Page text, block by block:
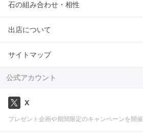
石の組み合わせ・相性
出店について
サイトマップ
公式アカウント
X
プレゼント企画や期間限定のキャンペーンを開催